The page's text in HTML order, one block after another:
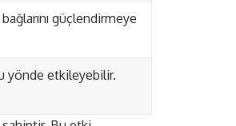
güçlendirmeye
yönde etkileyebilir.